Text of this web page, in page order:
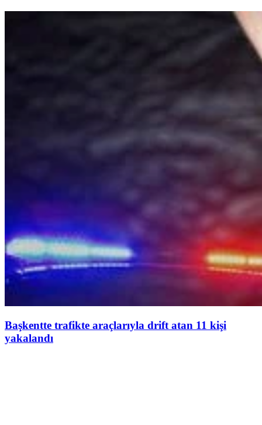
Başkentte trafikte araçlarıyla drift atan 11 kişi
yakalandı